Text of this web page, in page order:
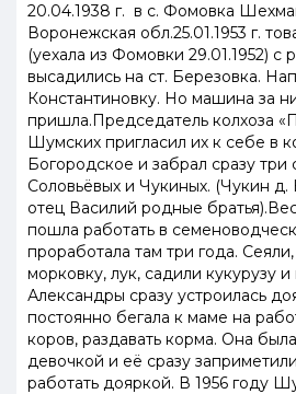
20.04.1938 г. в с. Фомовка
Воронежская обл.25.01.1953 г.
(уехала из Фомовки 29.01.1952) с
высадились на ст. Березовка.
Константиновку. Но машина за
пришла.Председатель колхоза
Шумских пригласил их к себе в
Богородское и забрал сразу три
Соловьёвых и Чукиных. (Чукин
отец Василий родные
пошла работать в
проработала там три года.
морковку, лук, садили кукурузу
Александры сразу устроилась
постоянно бегала к маме на
коров, раздавать корма. Она
девочкой и её сразу
работать дояркой. В 1956 году